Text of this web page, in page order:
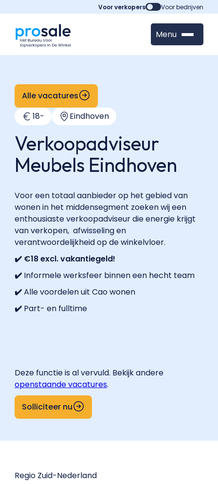
Voor verkopers Voor bedrijven
Menu
Alle vacatures
18- Eindhoven
Verkoopadviseur
Meubels Eindhoven
Voor een totaal aanbieder op het gebied van
wonen in het middensegment zoeken wij een
enthousiaste verkoopadviseur die energie krijgt
van verkopen, afwisseling en
verantwoordelijkheid op de winkelvloer.
✔️ €18 excl. vakantiegeld!
✔️ Informele werksfeer binnen een hecht team
✔️Alle voordelen uit Cao wonen
✔️ Part- en fulltime
Deze functie is al vervuld. Bekijk andere
openstaande vacatures.
Solliciteer nu
Regio Zuid-Nederland